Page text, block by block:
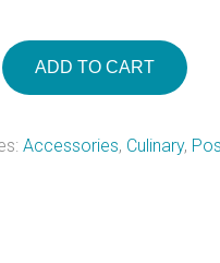
ADD TO CART
Accessories, Culinary,